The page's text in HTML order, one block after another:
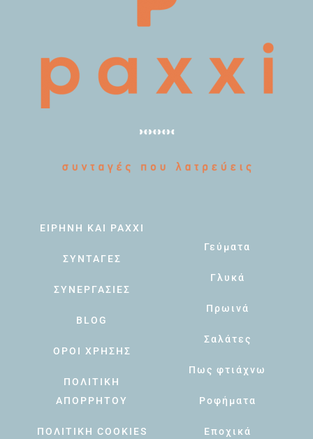
ΕΙΡΗΝΗ ΚΑΙ PAXXI
ΣΥΝΤΑΓΕΣ
ΣΥΝΕΡΓΑΣΙΕΣ
BLOG
ΟΡΟΙ ΧΡΗΣΗΣ
ΠΟΛΙΤΙΚΗ
ΑΠΟΡΡΗΤΟΥ
ΠΟΛΙΤΙΚΗ COOKIES
Γεύματα
Γλυκά
Πρωινά
Σαλάτες
Πως φτιάχνω
Ροφήματα
Εποχικά